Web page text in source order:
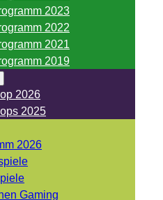
2023
2022
2021
2019
2026
2025
2026
Gaming